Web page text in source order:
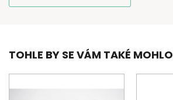
TOHLE BY SE VÁM TAKÉ